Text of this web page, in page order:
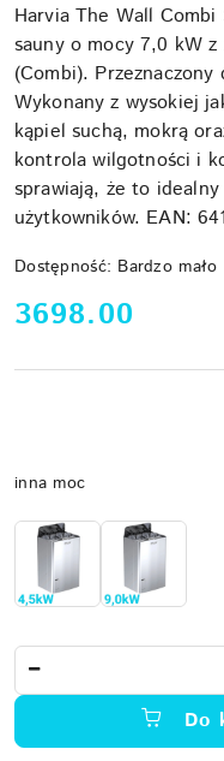
Harvia The Wall
sauny o mocy 7,0 kW
(Combi).
Wykonany z wysokiej
kąpiel suchą, mokrą
kontrola wilgotności i
sprawiają, że to
użytkowników. EAN:
Dostępność: Bardzo mało
cena:
3698.00
Wariant
inna moc
Do